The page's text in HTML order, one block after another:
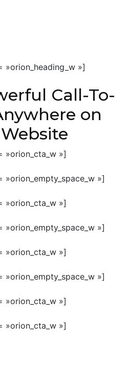
»orion_heading_w »]
Call-To-
on
»orion_cta_w »]
»]
»orion_cta_w »]
»]
»orion_cta_w »]
»]
»orion_cta_w »]
»orion_cta_w »]